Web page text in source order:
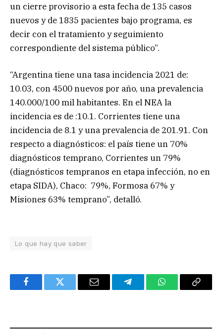
un cierre provisorio a esta fecha de 135 casos
nuevos y de 1835 pacientes bajo programa, es
decir con el tratamiento y seguimiento
correspondiente del sistema público”.
“Argentina tiene una tasa incidencia 2021 de:
10.03, con 4500 nuevos por año, una prevalencia
140.000/100 mil habitantes. En el NEA la
incidencia es de :10.1. Corrientes tiene una
incidencia de 8.1 y una prevalencia de 201.91. Con
respecto a diagnósticos: el país tiene un 70%
diagnósticos temprano, Corrientes un 79%
(diagnósticos tempranos en etapa infección, no en
etapa SIDA), Chaco: 79%, Formosa 67% y
Misiones 63% temprano”, detalló.
Lo que hay que saber
FacebookTwitter Email TelegramWhatsAppCopy